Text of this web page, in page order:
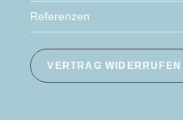
Referenzen
VERTRAG WIDERRUFEN